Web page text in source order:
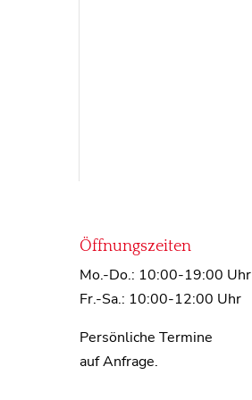
Öffnungszeiten
Mo.-Do.: 10:00-19:00 Uhr
Fr.-Sa.: 10:00-12:00 Uhr
Persönliche Termine
auf Anfrage.